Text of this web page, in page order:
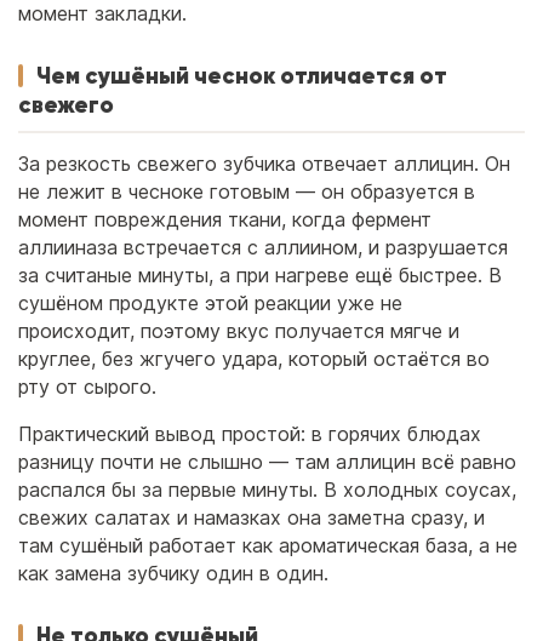
момент закладки.
Чем сушёный чеснок отличается от
свежего
За резкость свежего зубчика отвечает аллицин. Он
не лежит в чесноке готовым — он образуется в
момент повреждения ткани, когда фермент
аллииназа встречается с аллиином, и разрушается
за считаные минуты, а при нагреве ещё быстрее. В
сушёном продукте этой реакции уже не
происходит, поэтому вкус получается мягче и
круглее, без жгучего удара, который остаётся во
рту от сырого.
Практический вывод простой: в горячих блюдах
разницу почти не слышно — там аллицин всё равно
распался бы за первые минуты. В холодных соусах,
свежих салатах и намазках она заметна сразу, и
там сушёный работает как ароматическая база, а не
как замена зубчику один в один.